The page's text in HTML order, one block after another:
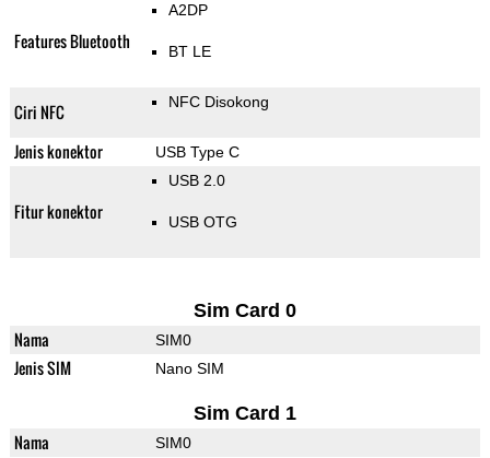
Features Bluetooth
A2DP
BT LE
Ciri NFC NFC Disokong
Jenis konektor USB Type C
Fitur konektor
USB 2.0
USB OTG
Sim Card 0
Nama SIM0
Jenis SIM Nano SIM
Sim Card 1
Nama SIM0